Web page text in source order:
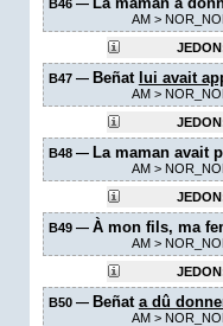
B46 —
AM>
B47 — Beñat lui avait
AM>
B48 — La maman avait
AM>
B49 — À mon fils, ma
AM>
B50 — Beñat a dû
AM>